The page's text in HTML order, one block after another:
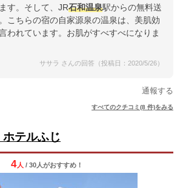
す。そして、JR石和温泉駅からの無料送
こちらの宿の自家源泉の温泉は、美肌効
われています。お肌がすべすべになりま
ササラ さんの回答（投稿日：2020/5/26）
通報する
すべてのクチコミ(8 件)をみる
テルふじ
4人 / 30人がおすすめ！